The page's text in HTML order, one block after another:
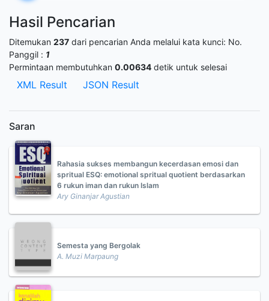
Hasil Pencarian
Ditemukan 237 dari pencarian Anda melalui kata kunci: No.
Panggil : 1
Permintaan membutuhkan 0.00634 detik untuk selesai
XML Result JSON Result
Saran
Rahasia sukses membangun kecerdasan emosi dan
spritual ESQ: emotional spritual quotient berdasarkan
6 rukun iman dan rukun Islam
Ary Ginanjar Agustian
Semesta yang Bergolak
A. Muzi Marpaung